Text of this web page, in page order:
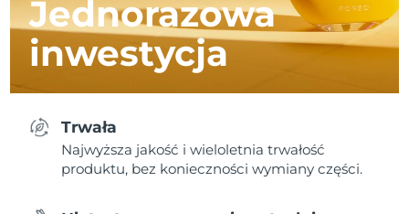
Jednorazowa
inwestycja
Trwała
Najwyższa jakość i wieloletnia trwałość
produktu, bez konieczności wymiany części.